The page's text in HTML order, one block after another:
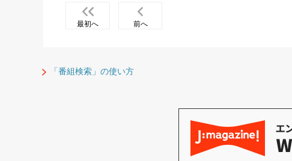
最初へ 前へ
「番組検索」の使い方